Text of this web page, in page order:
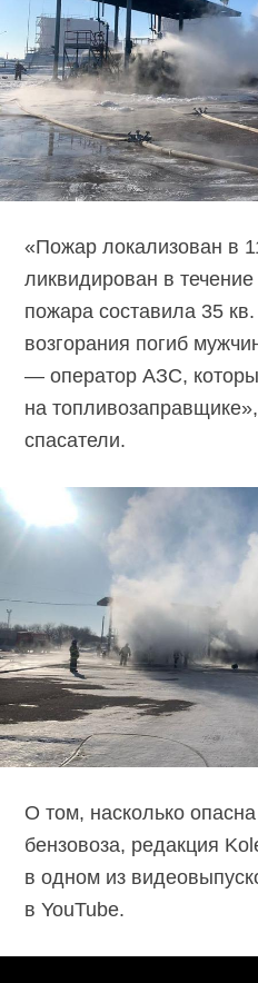
«Пожар локализован в
ликвидирован в
пожара составила 35
возгорания погиб
— оператор АЗС,
на
спасатели.
О том, насколько
бензовоза, редакция
в одном из
в YouTube.